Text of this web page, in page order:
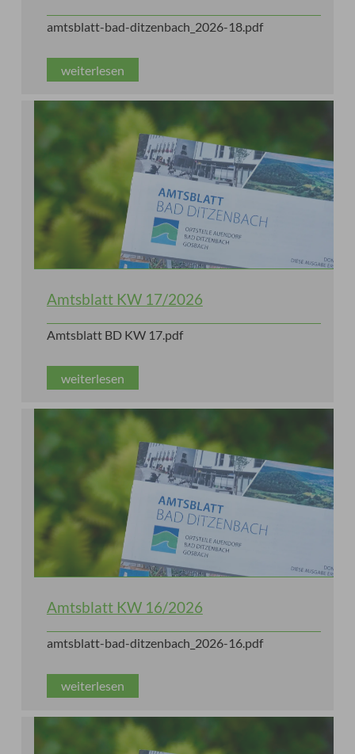
amtsblatt-bad-ditzenbach_2026-18.pdf
weiterlesen
Amtsblatt KW 17/2026
Amtsblatt BD KW 17.pdf
weiterlesen
Amtsblatt KW 16/2026
amtsblatt-bad-ditzenbach_2026-16.pdf
weiterlesen